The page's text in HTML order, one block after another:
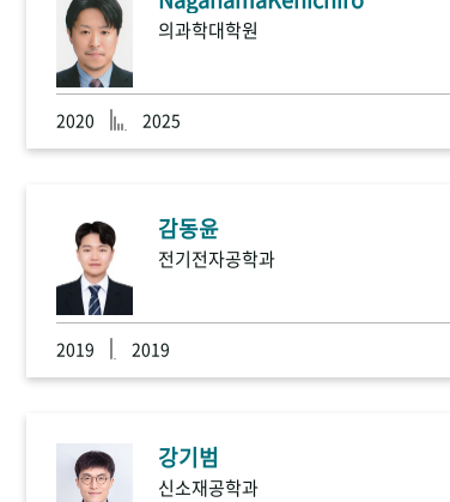
의과학대학원
2020 2025
감동윤
전기전자공학과
2019 2019
강기범
신소재공학과